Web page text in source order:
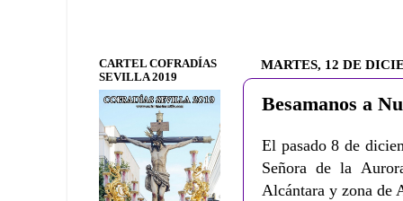
MARTES, 12 DE
Besamanos a
El pasado 8 de
Señora de la
Alcántara y zona de
CARTEL COFRADÍAS
SEVILLA 2019